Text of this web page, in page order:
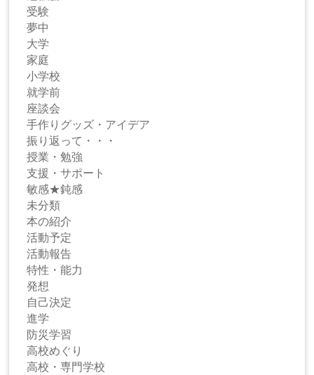
受験
夢中
大学
家庭
小学校
就学前
座談会
手作りグッズ・アイデア
振り返って・・・
授業・勉強
支援・サポート
敏感★鈍感
未分類
本の紹介
活動予定
活動報告
特性・能力
発想
自己決定
進学
防災学習
高校めぐり
高校・専門学校